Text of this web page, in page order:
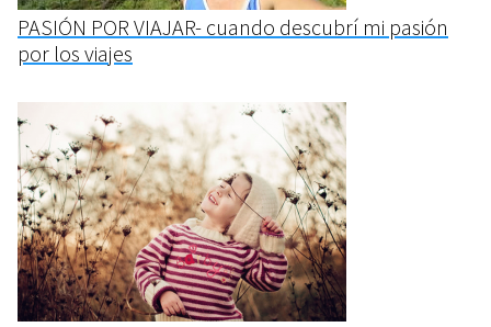
PASIÓN POR VIAJAR- cuando descubrí mi pasión
por los viajes